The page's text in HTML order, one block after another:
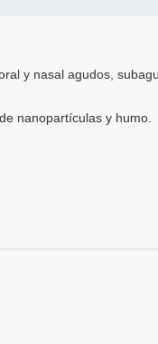
y nasal agudos,
nanopartículas y humo.